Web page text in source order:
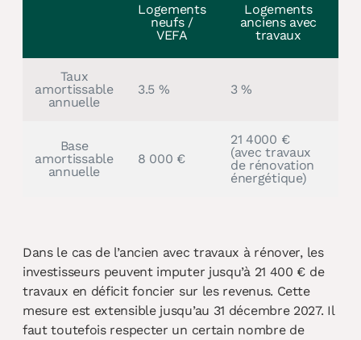
Logements
neufs /
VEFA
Logements
anciens avec
travaux
Taux
amortissable
annuelle
3.5 % 3 %
Base
amortissable
annuelle
8 000 €
21 4000 €
(avec travaux
de rénovation
énergétique)
Dans le cas de l’ancien avec travaux à rénover, les
investisseurs peuvent imputer jusqu’à 21 400 € de
travaux en déficit foncier sur les revenus. Cette
mesure est extensible jusqu’au 31 décembre 2027. Il
faut toutefois respecter un certain nombre de